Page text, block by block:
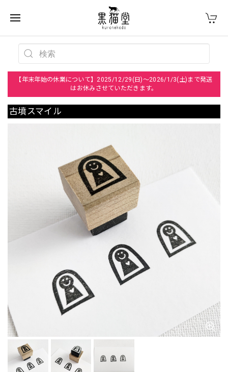
【年末年始の休業について】2025/12/29(日)～2026/1/3(土)まで発送
はお休みさせていただきます。
古墳スマイル